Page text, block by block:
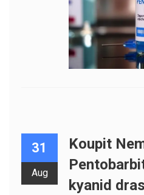
31
Aug
Koupit
kyanid